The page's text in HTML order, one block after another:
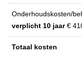
Onderhoudskosten/
verplicht 10 jaar€
Totaal kosten